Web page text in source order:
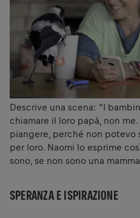
Descrive una scena: “I
chiamare il loro papà, non
piangere, perché non potevo
per loro. Naomi lo esprime
sono, se non sono una
SPERANZA E ISPIRAZIONE